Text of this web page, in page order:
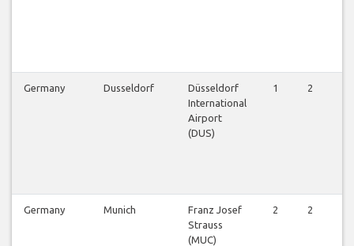
Germany Dusseldorf
Düsseldorf
International
Airport
(DUS)
1 2
Germany Munich
Franz Josef
Strauss
(MUC)
2 2